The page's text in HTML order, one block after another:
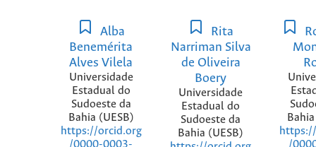
Alba
Benemérita
Alves Vilela
Universidade
Estadual do
Sudoeste da
Bahia (UESB)
https://orcid.org
/0000-0003-
Rita
Narriman Silva
de Oliveira
Boery
Universidade
Estadual do
Sudoeste da
Bahia (UESB)
/